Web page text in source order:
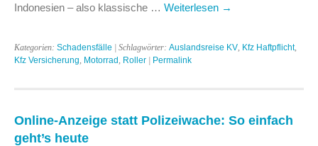
Indonesien – also klassische … Weiterlesen →
Kategorien: Schadensfälle | Schlagwörter: Auslandsreise KV Kfz Haftpflicht,
Kfz Versicherung Motorrad Roller | Permalink
Online-Anzeige statt Polizeiwache: So einfach
geht’s heute